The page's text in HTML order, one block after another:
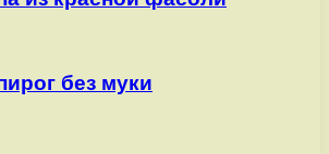
без муки